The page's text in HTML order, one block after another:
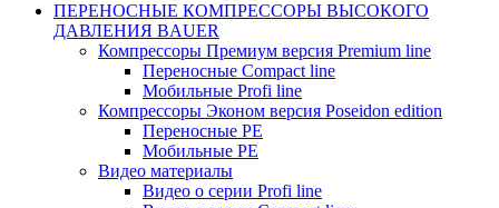
ПЕРЕНОСНЫЕ КОМПРЕССОРЫ ВЫСОКОГО
ДАВЛЕНИЯ BAUER
Компрессоры Премиум версия Premium line
Переносные Compact line
Мобильные Profi line
Компрессоры Эконом версия Poseidon edition
Переносные PE
Мобильные PE
Видео материалы
Видео о серии Profi line